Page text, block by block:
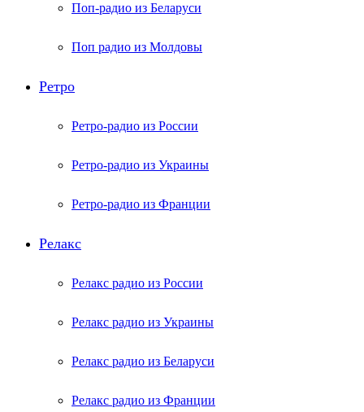
Поп-радио из Беларуси
Поп радио из Молдовы
Ретро
Ретро-радио из России
Ретро-радио из Украины
Ретро-радио из Франции
Релакс
Релакс радио из России
Релакс радио из Украины
Релакс радио из Беларуси
Релакс радио из Франции